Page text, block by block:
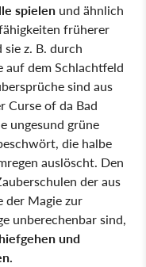
spielen und ähnlich
früherer
z. B. durch
auf dem Schlachtfeld
sind aus
Curse of da Bad
ungesund grüne
die halbe
auslöscht. Den
der aus
der Magie zur
unberechenbar sind,
und